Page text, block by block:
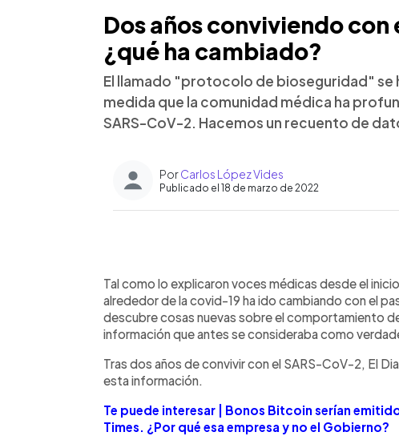
Dos años conviviendo
¿qué ha cambiado?
El llamado "protocolo de bioseguridad" se
medida que la comunidad médica ha
SARS-CoV-2. Hacemos un recuento de
PorCarlos López Vides
Publicado el 18 de marzo de 2022
► Escuchar artículo
Tal como lo explicaron voces médicas desde el
alrededor de la covid-19 ha ido cambiando con el
descubre cosas nuevas sobre el comportamiento
información que antes se consideraba como
Tras dos años de convivir con el SARS-CoV-2, El
esta información.
Te puede interesar | Bonos Bitcoin serían
Times. ¿Por qué esa empresa y no el Gobierno?